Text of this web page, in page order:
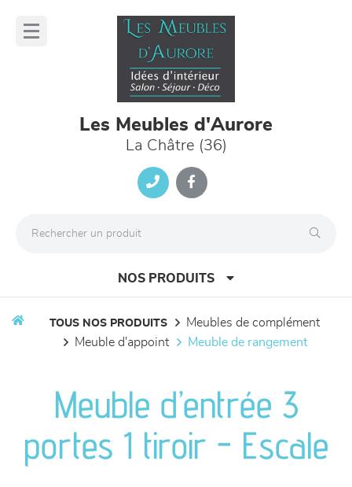
Les Meubles d'Aurore
La Châtre (36)
NOS PRODUITS
séjours
meubles de complément
TOUS NOS PRODUITS
meubles de complément
meuble d'appoint
meuble de rangement
Meuble d’entrée 3
portes 1 tiroir - Escale